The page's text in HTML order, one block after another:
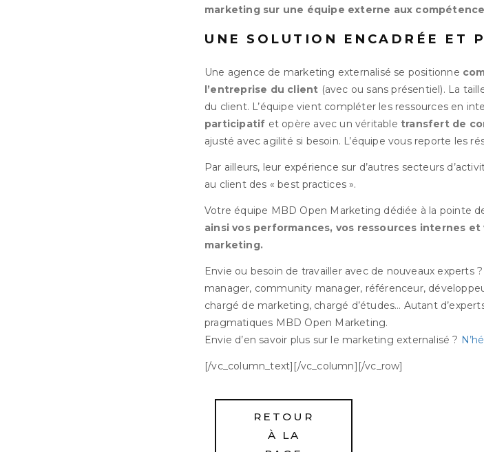
marketing sur une équipe externe aux
UNE SOLUTION ENCADRÉE ET
Une agence de marketing externalisé se positionne
l’entreprise du client (avec ou sans présentiel). La
du client. L’équipe vient compléter les ressources en
participatif et opère avec un véritable transfert de
ajusté avec agilité si besoin. L’équipe vous reporte les
Par ailleurs, leur expérience sur d’autres secteurs
au client des « best practices ».
Votre équipe MBD Open Marketing dédiée à la pointe
ainsi vos performances, vos ressources internes
marketing.
Envie ou besoin de travailler avec de nouveaux
manager, community manager, référenceur,
chargé de marketing, chargé d’études… Autant
pragmatiques MBD Open Marketing.
Envie d’en savoir plus sur le marketing externalisé ?
[/vc_column_text][/vc_column][/vc_row]
RETOUR
À LA